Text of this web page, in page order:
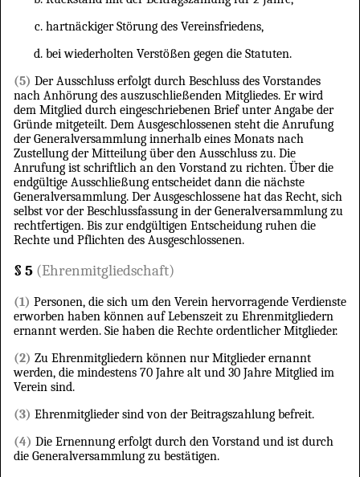
hartnäckiger Störung des Vereinsfriedens,
bei wiederholten Verstößen gegen die Statuten.
(5) Der Ausschluss erfolgt durch Beschluss des Vorstandes
nach Anhörung des auszuschließenden Mitgliedes. Er wird
dem Mitglied durch eingeschriebenen Brief unter Angabe der
Gründe mitgeteilt. Dem Ausgeschlossenen steht die Anrufung
der Generalversammlung innerhalb eines Monats nach
Zustellung der Mitteilung über den Ausschluss zu. Die
Anrufung ist schriftlich an den Vorstand zu richten. Über die
endgültige Ausschließung entscheidet dann die nächste
Generalversammlung. Der Ausgeschlossene hat das Recht, sich
selbst vor der Beschlussfassung in der Generalversammlung zu
rechtfertigen. Bis zur endgültigen Entscheidung ruhen die
Rechte und Pflichten des Ausgeschlossenen.
§ 5 (Ehrenmitgliedschaft)
(1) Personen, die sich um den Verein hervorragende Verdienste
erworben haben können auf Lebenszeit zu Ehrenmitgliedern
ernannt werden. Sie haben die Rechte ordentlicher Mitglieder.
(2) Zu Ehrenmitgliedern können nur Mitglieder ernannt
werden, die mindestens 70 Jahre alt und 30 Jahre Mitglied im
Verein sind.
(3) Ehrenmitglieder sind von der Beitragszahlung befreit.
(4) Die Ernennung erfolgt durch den Vorstand und ist durch
die Generalversammlung zu bestätigen.